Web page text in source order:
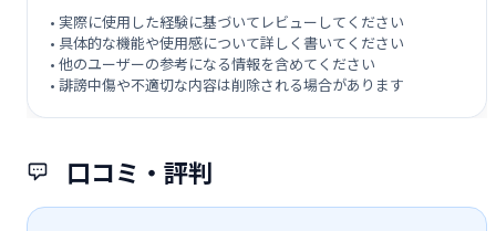
口コミ・評判
• 実際に使用した経験に基づいてレビューしてください
• 具体的な機能や使用感について詳しく書いてください
• 他のユーザーの参考になる情報を含めてください
• 誹謗中傷や不適切な内容は削除される場合があります